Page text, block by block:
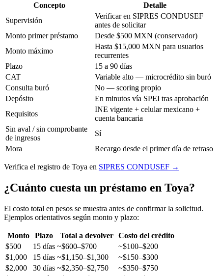
Concepto
Detalle
Supervisión
Verificar en SIPRES CONDUSEF
antes de solicitar
Monto primer préstamo
Desde $500 MXN (conservador)
Monto máximo
Hasta $15,000 MXN para usuarios
recurrentes
Plazo
15 a 90 días
CAT
Variable alto — microcrédito sin buró
Consulta buró
No — scoring propio
Depósito
En minutos vía SPEI tras aprobación
Requisitos
INE vigente + celular mexicano +
cuenta bancaria
Sin aval / sin comprobante
de ingresos
Sí
Mora
Recargo desde el primer día de retraso
Verifica el registro de Toya en SIPRES CONDUSEF →
¿Cuánto cuesta un préstamo en Toya?
El costo total en pesos se muestra antes de confirmar la solicitud.
Ejemplos orientativos según monto y plazo:
Monto Plazo Total a devolver Costo del crédito
$500
15 días ~$600–$700
~$100–$200
$1,000
15 días ~$1,150–$1,300
~$150–$300
$2,000
30 días ~$2,350–$2,750
~$350–$750